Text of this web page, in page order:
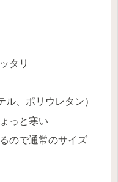
タリ
、ポリウレタン）
っと寒い
ので通常のサイズ